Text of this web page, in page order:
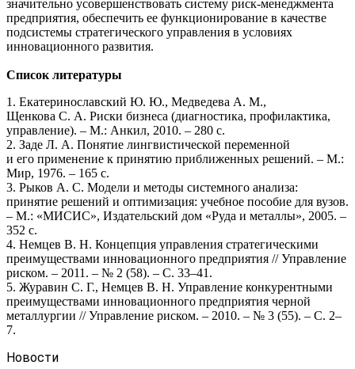
значительно усовершенствовать систему риск-менеджмента
предприятия, обеспечить ее функционирование в качестве
подсистемы стратегического управления в условиях
инновационного развития.
Список литературы
1. Екатеринославский Ю. Ю., Медведева А. М.,
Щенкова С. А. Риски бизнеса (диагностика, профилактика,
управление). – М.: Анкил, 2010. – 280 с.
2. Заде Л. А. Понятие лингвистической переменной
и его применение к принятию приближенных решений. – М.:
Мир, 1976. – 165 с.
3. Рыков А. С. Модели и методы системного анализа:
принятие решений и оптимизация: учебное пособие для вузов.
– М.: «МИСИС», Издательский дом «Руда и металлы», 2005. –
352 с.
4. Немцев В. Н. Концепция управления стратегическими
преимуществами инновационного предприятия // Управление
риском. – 2011. – № 2 (58). – С. 33–41.
5. Журавин С. Г., Немцев В. Н. Управление конкурентными
преимуществами инновационного предприятия черной
металлургии // Управление риском. – 2010. – № 3 (55). – С. 2–
7.
Новости